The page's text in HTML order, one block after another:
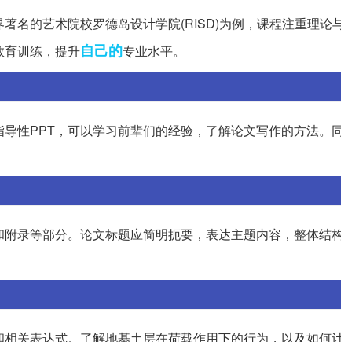
名的艺术院校罗德岛设计学院(RISD)为例，课程注重理论
育训练，提升自己的专业水平。
性PPT，可以学习前辈们的经验，了解论文写作的方法。
录等部分。论文标题应简明扼要，表达主题内容，整体结
关表达式。了解地基土层在荷载作用下的行为，以及如何